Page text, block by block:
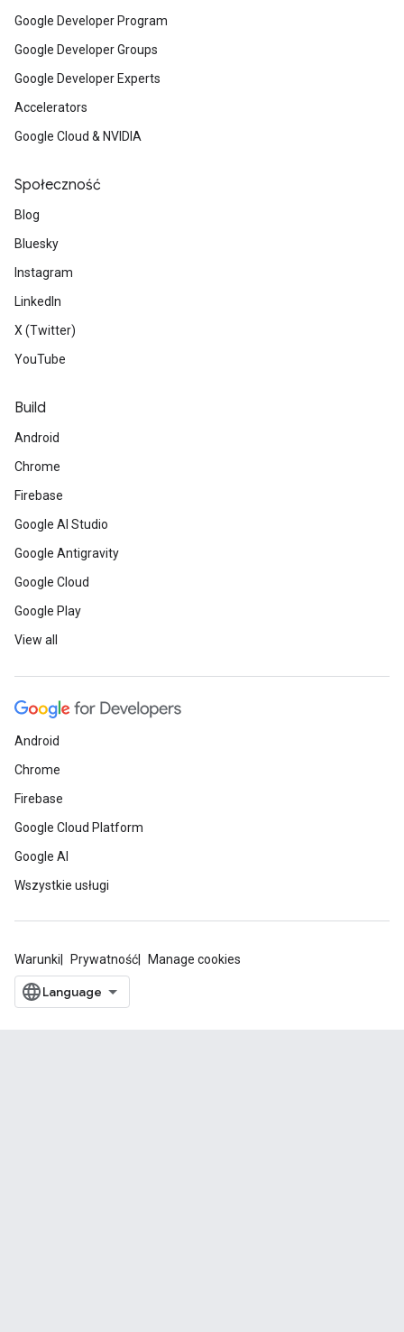
Google Developer Program
Google Developer Groups
Google Developer Experts
Accelerators
Google Cloud & NVIDIA
Społeczność
Blog
Bluesky
Instagram
LinkedIn
X (Twitter)
YouTube
Build
Android
Chrome
Firebase
Google AI Studio
Google Antigravity
Google Cloud
Google Play
View all
Android
Chrome
Firebase
Google Cloud Platform
Google AI
Wszystkie usługi
Warunki Prywatność Manage cookies